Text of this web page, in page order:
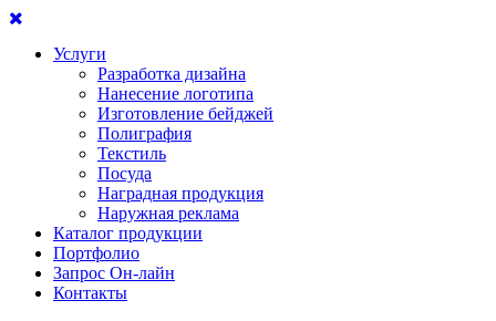
Услуги
Разработка дизайна
Нанесение логотипа
Изготовление бейджей
Полиграфия
Текстиль
Посуда
Наградная продукция
Наружная реклама
Каталог продукции
Портфолио
Запрос Он-лайн
Контакты